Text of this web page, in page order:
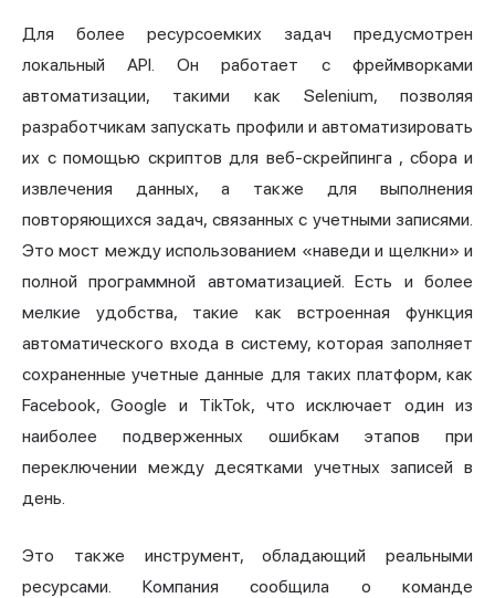
Для более ресурсоемких задач предусмотрен
локальный API. Он работает с фреймворками
автоматизации, такими как Selenium, позволяя
разработчикам запускать профили и автоматизировать
их с помощью скриптов для веб-скрейпинга , сбора и
извлечения данных, а также для выполнения
повторяющихся задач, связанных с учетными записями.
Это мост между использованием «наведи и щелкни» и
полной программной автоматизацией. Есть и более
мелкие удобства, такие как встроенная функция
автоматического входа в систему, которая заполняет
сохраненные учетные данные для таких платформ, как
Facebook, Google и TikTok, что исключает один из
наиболее подверженных ошибкам этапов при
переключении между десятками учетных записей в
день.
Это также инструмент, обладающий реальными
ресурсами. Компания сообщила о команде